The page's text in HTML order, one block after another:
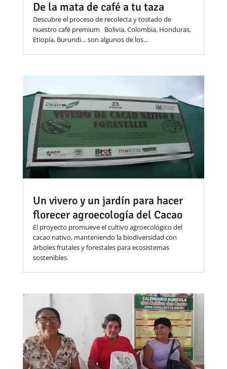
De la mata de café a tu taza
Descubre el proceso de recolecta y tostado de
nuestro café premium Bolivia, Colombia, Honduras,
Etiopía, Burundi… son algunos de los...
Un vivero y un jardín para hacer
florecer agroecología del Cacao
El proyecto promueve el cultivo agroecológico del
cacao nativo, manteniendo la biodiversidad con
árboles frutales y forestales para ecosistemas
sostenibles.